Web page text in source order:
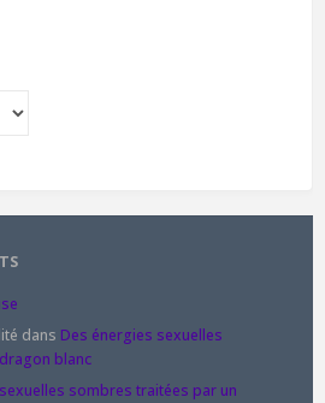
dans Des énergies sexuelles
blanc
sombres traitées par un